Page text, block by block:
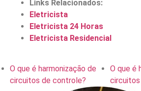
Atendimento 24 horas
Instalação e manutenção
tomadas
Reparos em curto-circuito,
sobrecarga elétrica